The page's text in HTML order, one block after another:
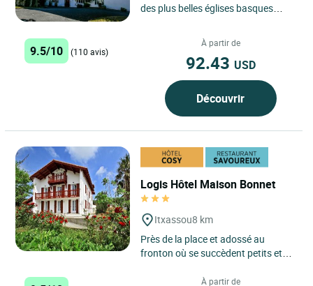
des plus belles églises basques
9.5/10 (110 avis)
À partir de
92.43 USD
Découvrir
Logis Hôtel Maison Bonnet
Itxassou8 km
Près de la place et adossé au
fronton où se succèdent petits et
vie est une fête...À partir de